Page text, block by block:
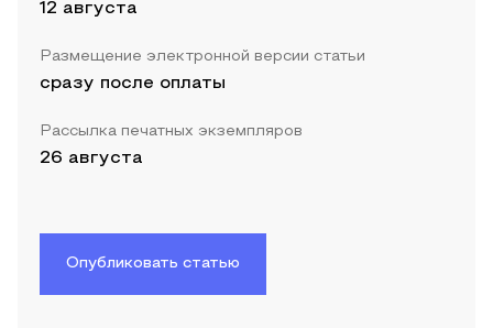
12 августа
Размещение электронной версии статьи
сразу после оплаты
Рассылка печатных экземпляров
26 августа
Опубликовать статью